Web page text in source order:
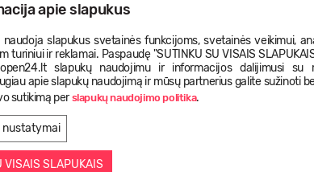
apie slapukus
naudoja slapukus svetainės funkcijoms, svetainės veikimui,
turiniui ir reklamai. Paspaudę "SUTINKU SU VISAIS
slapukų naudojimu ir informacijos dalijimusi su
apie slapukų naudojimą ir mūsų partnerius galite sužinoti
sutikimą per slapukų naudojimo politika.
nustatymai
VISAIS SLAPUKAIS
Nenaudoti skalbimo priemonių su
kambario temperatūroje. Susitraukimas